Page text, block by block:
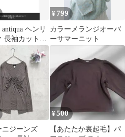
antiqua ヘンリ
長袖カットソ
ト
¥ 799
カラーメランジオーバ
ーサマーニット
ニジーンズ
¥500
【あたたか裏起毛】パ